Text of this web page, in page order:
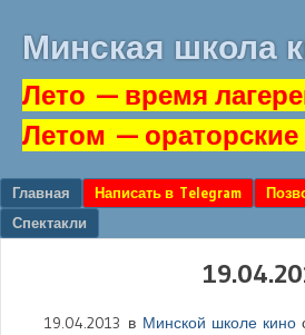
Минская школа
Лето — время
Летом —
Меню
Перейти к содержанию
Главная Написать в Telegram
Спектакли
19.04.2013 в Минской школе кино